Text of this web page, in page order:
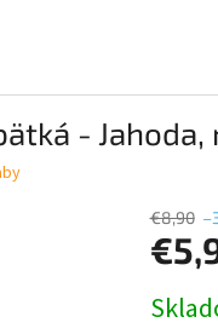
- Jahoda,
€8,90
cena: